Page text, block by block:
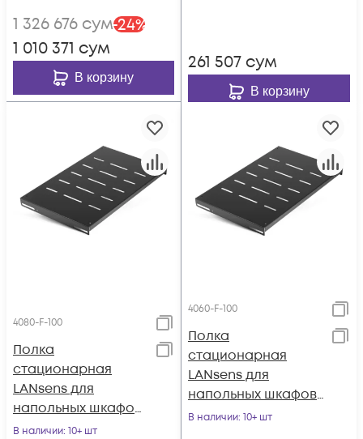
1 326 676 сум-24%
1 010 371 сум
В корзину
261 507 сум
В корзину
4080-F-100
Полка
стационарная
LANsens для
напольных шкафов
глубиной 800мм,
В наличии: 10+ шт
4060-F-100
Полка
стационарная
LANsens для
напольных шкафов
глубиной 600мм,
В наличии: 10+ шт